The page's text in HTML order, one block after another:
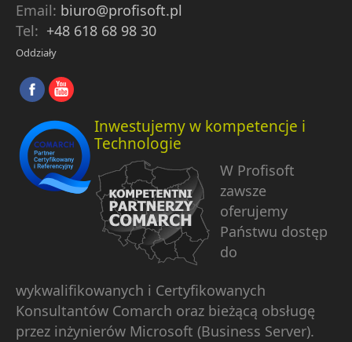
Email: biuro@profisoft.pl
Tel: +48 618 68 98 30
Oddziały
Inwestujemy w kompetencje i
Technologie
W Profisoft
zawsze
oferujemy
Państwu dostęp
do
wykwalifikowanych i Certyfikowanych
Konsultantów Comarch oraz bieżącą obsługę
przez inżynierów Microsoft (Business Server).